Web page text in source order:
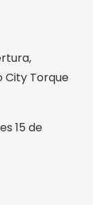
City Torque
15 de